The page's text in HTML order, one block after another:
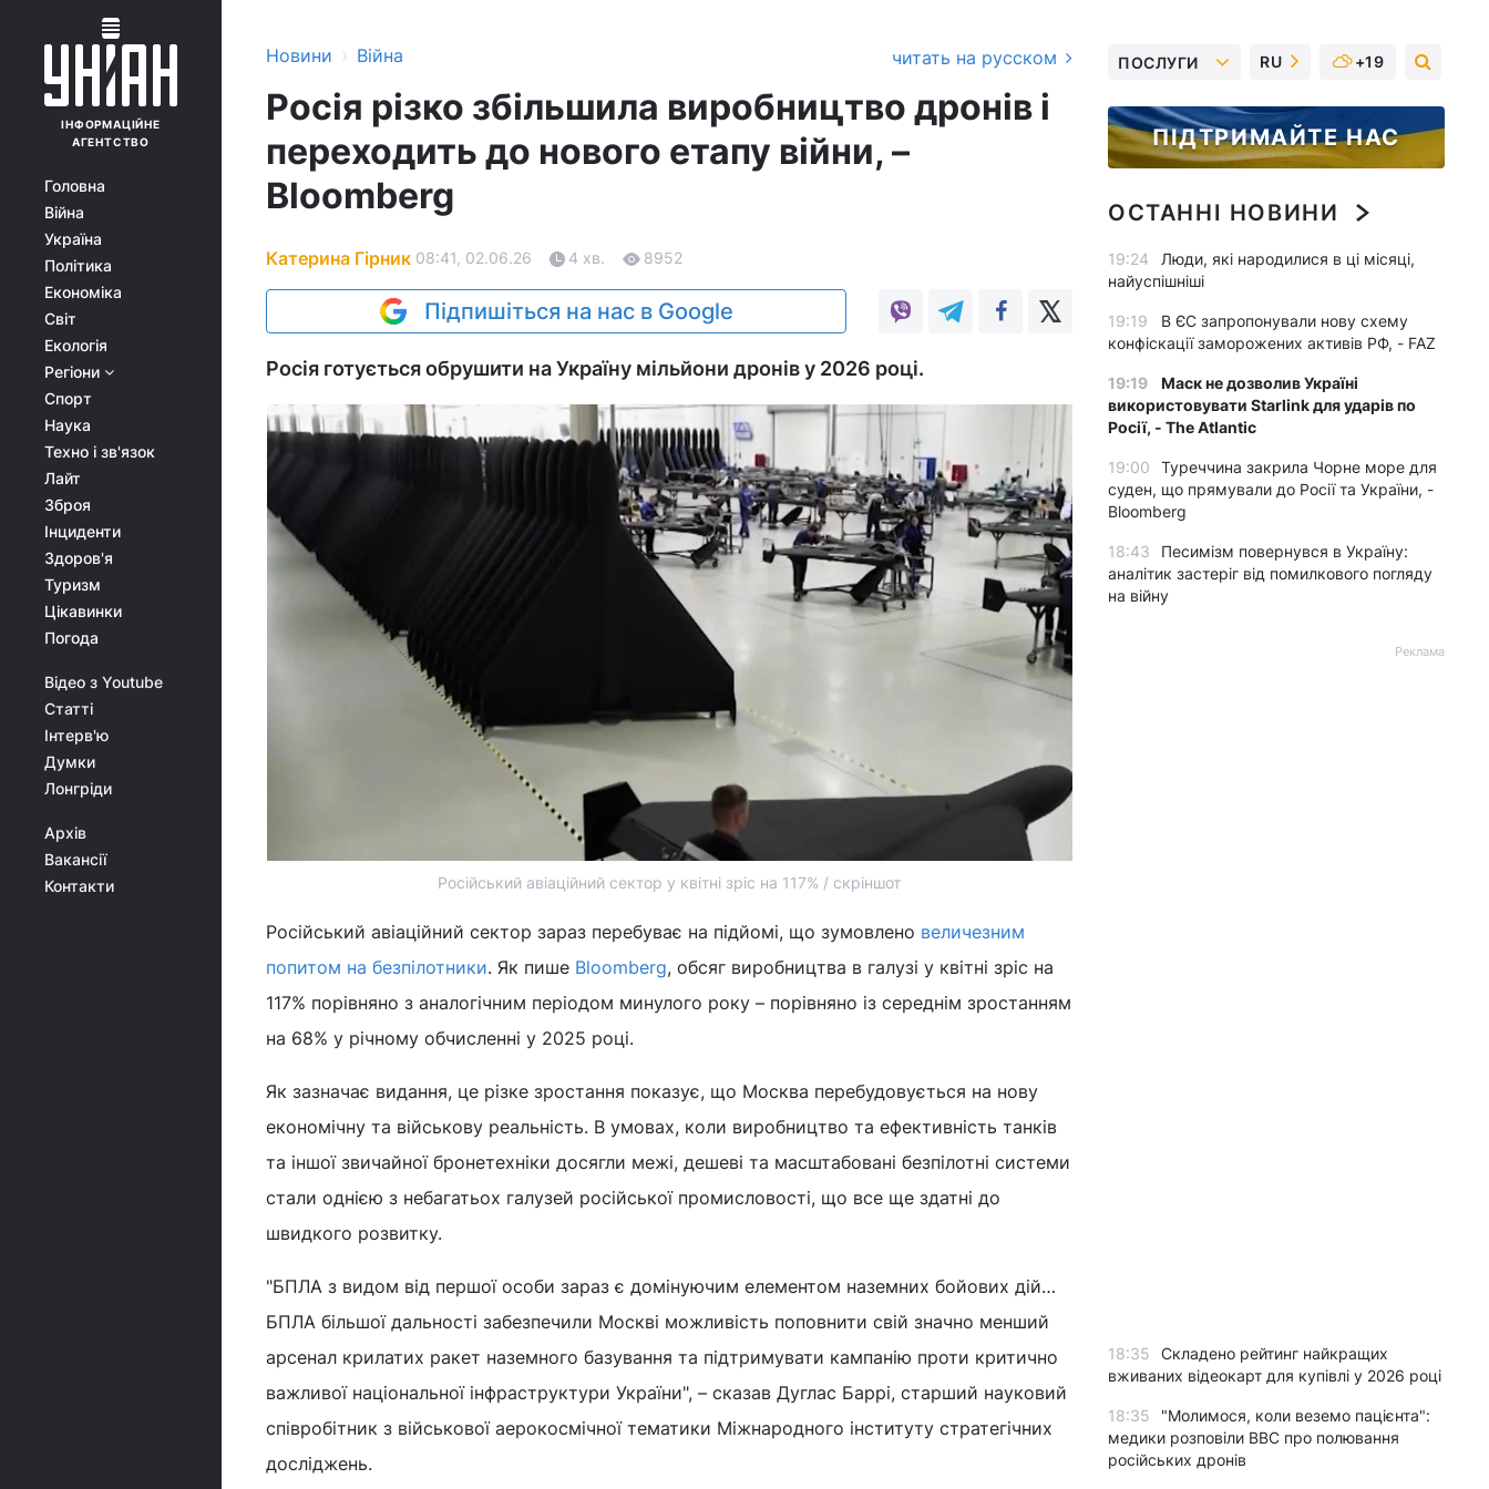
ІНФОРМАЦІЙНЕ
АГЕНТСТВО
Головна
Війна
Україна
Політика
Економіка
Світ
Екологія
Регіони
Спорт
Наука
Техно і зв'язок
Лайт
Зброя
Інциденти
Здоров'я
Туризм
Цікавинки
Погода
Відео з Youtube
Статті
Інтерв'ю
Думки
Лонгріди
Архів
Вакансії
Контакти
Новини › Війна читать на русском
Росія різко збільшила виробництво дронів і
переходить до нового етапу війни, –
Bloomberg
Катерина Гірник 08:41, 02.06.26 4 хв. 8952
Підпишіться на нас в Google
Росія готується обрушити на Україну мільйони дронів у 2026 році.
Російський авіаційний сектор у квітні зріс на 117% / скріншот
Російський авіаційний сектор зараз перебуває на підйомі, що зумовлено величезним
попитом на безпілотники. Як пише Bloomberg, обсяг виробництва в галузі у квітні зріс на
117% порівняно з аналогічним періодом минулого року – порівняно із середнім зростанням
на 68% у річному обчисленні у 2025 році.
Як зазначає видання, це різке зростання показує, що Москва перебудовується на нову
економічну та військову реальність. В умовах, коли виробництво та ефективність танків
та іншої звичайної бронетехніки досягли межі, дешеві та масштабовані безпілотні системи
стали однією з небагатьох галузей російської промисловості, що все ще здатні до
швидкого розвитку.
"БПЛА з видом від першої особи зараз є домінуючим елементом наземних бойових дій…
БПЛА більшої дальності забезпечили Москві можливість поповнити свій значно менший
арсенал крилатих ракет наземного базування та підтримувати кампанію проти критично
важливої національної інфраструктури України", – сказав Дуглас Баррі, старший науковий
співробітник з військової аерокосмічної тематики Міжнародного інституту стратегічних
досліджень.
ПОСЛУГИ RU +19
ПІДТРИМАЙТЕ НАС
ОСТАННІ НОВИНИ
19:24
Люди, які народилися в ці місяці,
найуспішніші
19:19
В ЄС запропонували нову схему
конфіскації заморожених активів РФ, - FAZ
19:19
Маск не дозволив Україні
використовувати Starlink для ударів по
Росії, - The Atlantic
19:00
Туреччина закрила Чорне море для
суден, що прямували до Росії та України, -
Bloomberg
18:43
Песимізм повернувся в Україну:
аналітик застеріг від помилкового погляду
на війну
Реклама
18:35
Складено рейтинг найкращих
вживаних відеокарт для купівлі у 2026 році
18:35
"Молимося, коли веземо пацієнта":
медики розповіли BBC про полювання
російських дронів